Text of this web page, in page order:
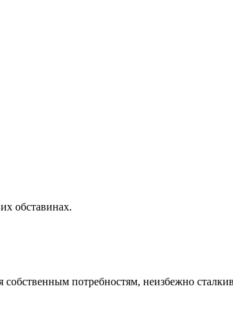
обставинах.
потребностям, неизбежно